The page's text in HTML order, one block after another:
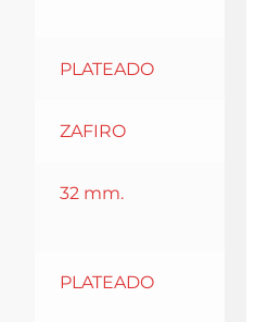
PLATEADO
ZAFIRO
32 mm.
PLATEADO